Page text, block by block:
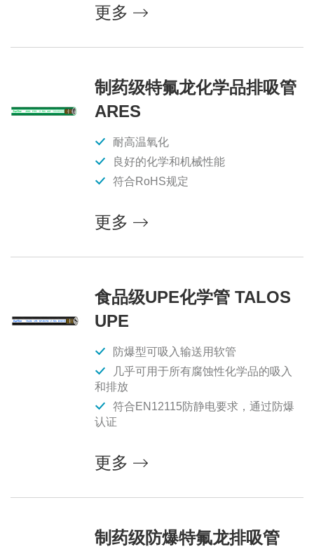
更多
制药级特氟龙化学品排吸管
ARES
耐高温氧化
良好的化学和机械性能
符合RoHS规定
更多
食品级UPE化学管 TALOS
UPE
防爆型可吸入输送用软管
几乎可用于所有腐蚀性化学品的吸入
和排放
符合EN12115防静电要求，通过防爆
认证
更多
制药级防爆特氟龙排吸管